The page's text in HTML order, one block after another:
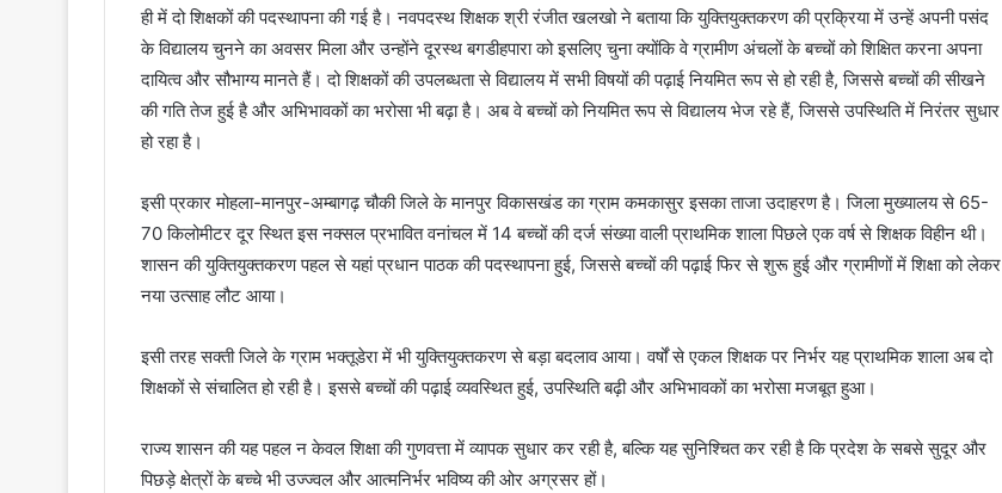
ही में दो शिक्षकों की पदस्थापना की गई है। नवपदस्थ शिक्षक श्री रंजीत खलखो ने बताया कि युक्तियुक्तकरण की प्रक्रिया में उन्हें अपनी पसंद
के विद्यालय चुनने का अवसर मिला और उन्होंने दूरस्थ बगडीहपारा को इसलिए चुना क्योंकि वे ग्रामीण अंचलों के बच्चों को शिक्षित करना अपना
दायित्व और सौभाग्य मानते हैं। दो शिक्षकों की उपलब्धता से विद्यालय में सभी विषयों की पढ़ाई नियमित रूप से हो रही है, जिससे बच्चों की सीखने
की गति तेज हुई है और अभिभावकों का भरोसा भी बढ़ा है। अब वे बच्चों को नियमित रूप से विद्यालय भेज रहे हैं, जिससे उपस्थिति में निरंतर सुधार
हो रहा है।
इसी प्रकार मोहला-मानपुर-अम्बागढ़ चौकी जिले के मानपुर विकासखंड का ग्राम कमकासुर इसका ताजा उदाहरण है। जिला मुख्यालय से 65-
70 किलोमीटर दूर स्थित इस नक्सल प्रभावित वनांचल में 14 बच्चों की दर्ज संख्या वाली प्राथमिक शाला पिछले एक वर्ष से शिक्षक विहीन थी।
शासन की युक्तियुक्तकरण पहल से यहां प्रधान पाठक की पदस्थापना हुई, जिससे बच्चों की पढ़ाई फिर से शुरू हुई और ग्रामीणों में शिक्षा को लेकर
नया उत्साह लौट आया।
इसी तरह सक्ती जिले के ग्राम भक्तूडेरा में भी युक्तियुक्तकरण से बड़ा बदलाव आया। वर्षों से एकल शिक्षक पर निर्भर यह प्राथमिक शाला अब दो
शिक्षकों से संचालित हो रही है। इससे बच्चों की पढ़ाई व्यवस्थित हुई, उपस्थिति बढ़ी और अभिभावकों का भरोसा मजबूत हुआ।
राज्य शासन की यह पहल न केवल शिक्षा की गुणवत्ता में व्यापक सुधार कर रही है, बल्कि यह सुनिश्चित कर रही है कि प्रदेश के सबसे सुदूर और
पिछड़े क्षेत्रों के बच्चे भी उज्ज्वल और आत्मनिर्भर भविष्य की ओर अग्रसर हों।